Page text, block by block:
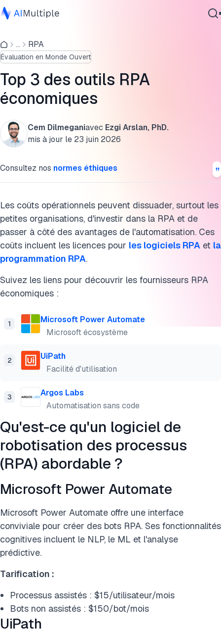
IA agentique
cybersécurité
Données
Logiciel d'entreprise
Services
... RPA
Évaluation en Monde Ouvert
Top 3 des outils RPA
économiques
Cem Dilmeganiavec Ezgi Arslan, PhD.
mis à jour le 23 juin 2026
Consultez nos normes éthiques
Les coûts opérationnels peuvent dissuader, surtout les
petites organisations, d'investir dans la RPA et de
passer à côté des avantages de l'automatisation. Ces
coûts incluent les licences pour les logiciels RPA et la
programmation RPA.
Suivez les liens pour découvrir les fournisseurs RPA
économiques :
1
Microsoft Power Automate
Microsoft écosystème
2
UiPath
Facilité d'utilisation
3
Argos Labs
Automatisation sans code
Qu'est-ce qu'un logiciel de
robotisation des processus
(RPA) abordable ?
Microsoft Power Automate
Microsoft Power Automate offre une interface
conviviale pour créer des bots RPA. Ses fonctionnalités
cognitives incluent le NLP, le ML et l'analyse
prédictive.
Tarification :
Processus assistés : $15/utilisateur/mois
Bots non assistés : $150/bot/mois
UiPath
Nos critères d'évaluation
Solutions RPA open source
Fonctionnalités à rechercher lors du choix d'un outil RPA
Quels sont les inconvénients d'un outil RPA coûteux ?
Pour en savoir plus sur le développement RPA
Citer cette recherche